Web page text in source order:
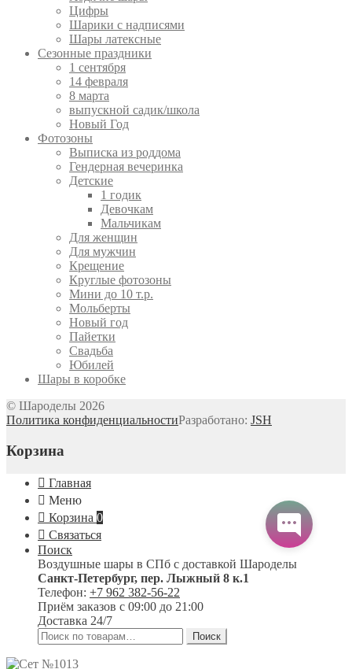
Цифры
Шарики с надписями
Шары латексные
Сезонные праздники
1 сентября
14 февраля
8 марта
выпускной садик/школа
Новый Год
Фотозоны
Выписка из роддома
Гендерная вечеринка
Детские
1 годик
Девочкам
Мальчикам
Для женщин
Для мужчин
Крещение
Круглые фотозоны
Мини до 10 т.р.
Мольберты
Новый год
Пайетки
Свадьба
Юбилей
Шары в коробке
© Шароделы 2026
Политика конфиденциальностиРазработано: JSH
Корзина
Главная
Меню
Корзина 0
Связаться
Поиск
Воздушные шары в СПб с доставкой Шароделы
Санкт-Петербург, пер. Лыжный 8 к.1
Телефон: +7 962 382-56-22
Приём заказов с 09:00 до 21:00
Доставка 24/7
Искать:
Поиск